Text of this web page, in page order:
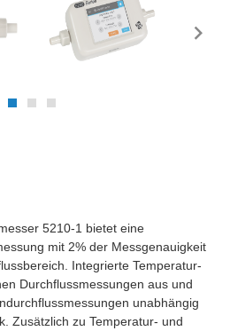
5210-1 bietet eine
mit 2% der Messgenauigkeit
Integrierte Temperatur-
Durchflussmessungen aus und
unabhängig
Zusätzlich zu Temperatur- und